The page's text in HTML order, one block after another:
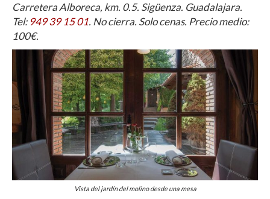
Carretera Alboreca, km. 0.5. Sigüenza. Guadalajara.
Tel: 949 39 15 01. No cierra. Solo cenas. Precio medio:
100€.
Vista del jardín del molino desde una mesa